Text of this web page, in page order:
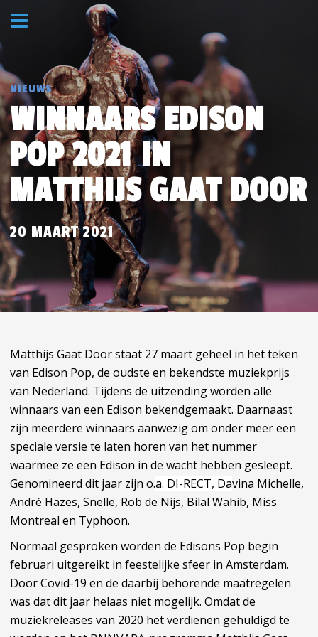
NIEUWS
WINNAARS EDISON
POP 2021 IN
MATTHIJS GAAT DOOR
20 MAART 2021
Matthijs Gaat Door staat 27 maart geheel in het teken
van Edison Pop, de oudste en bekendste muziekprijs
van Nederland. Tijdens de uitzending worden alle
winnaars van een Edison bekendgemaakt. Daarnaast
zijn meerdere winnaars aanwezig om onder meer een
speciale versie te laten horen van het nummer
waarmee ze een Edison in de wacht hebben gesleept.
Genomineerd dit jaar zijn o.a. DI-RECT, Davina Michelle,
André Hazes, Snelle, Rob de Nijs, Bilal Wahib, Miss
Montreal en Typhoon.
Normaal gesproken worden de Edisons Pop begin
februari uitgereikt in feestelijke sfeer in Amsterdam.
Door Covid-19 en de daarbij behorende maatregelen
was dat dit jaar helaas niet mogelijk. Omdat de
muziekreleases van 2020 het verdienen gehuldigd te